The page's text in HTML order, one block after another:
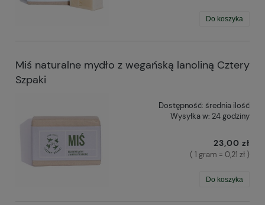
Do koszyka
Miś naturalne mydło z wegańską lanoliną Cztery
Szpaki
Dostępność: średnia ilość
Wysyłka w: 24 godziny
23,00 zł
( 1 gram = 0,21 zł )
Do koszyka